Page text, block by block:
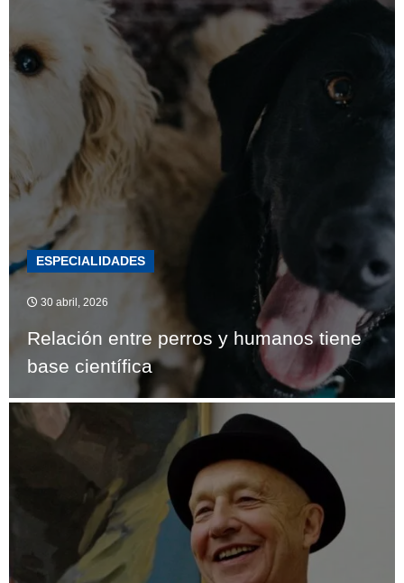
ESPECIALIDADES
30 abril, 2026
Relación entre perros y humanos tiene
base científica